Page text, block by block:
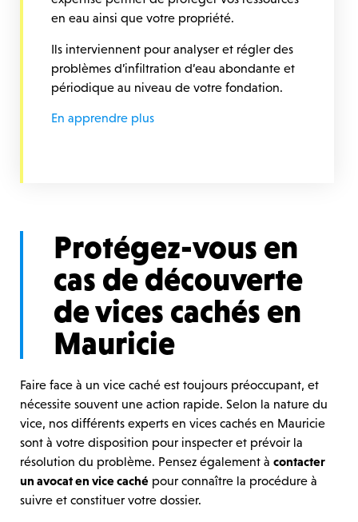
en eau ainsi que votre propriété.
Ils interviennent pour analyser et régler des
problèmes d’infiltration d’eau abondante et
périodique au niveau de votre fondation.
En apprendre plus
Protégez-vous en
cas de découverte
de vices cachés en
Mauricie
Faire face à un vice caché est toujours préoccupant, et
nécessite souvent une action rapide. Selon la nature du
vice, nos différents experts en vices cachés en Mauricie
sont à votre disposition pour inspecter et prévoir la
résolution du problème. Pensez également à contacter
un avocat en vice caché pour connaître la procédure à
suivre et constituer votre dossier.